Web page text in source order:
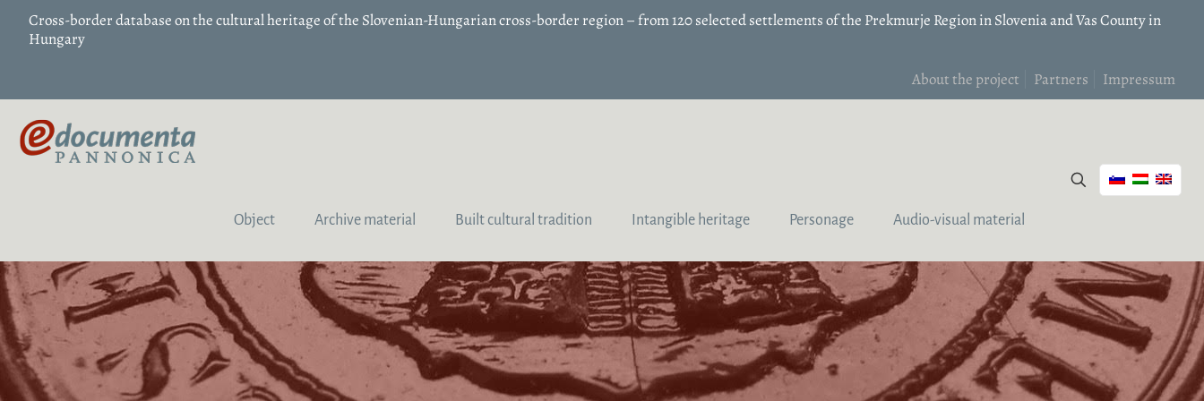
Cross-border database on the cultural heritage of the Slovenian-Hungarian cross-border region – from 120 selected settlements of the Prekmurje Region in Slovenia and Vas County in
Hungary
About the project
Partners Impressum
Object Archive material Built cultural tradition Intangible heritage Personage Audio-visual material